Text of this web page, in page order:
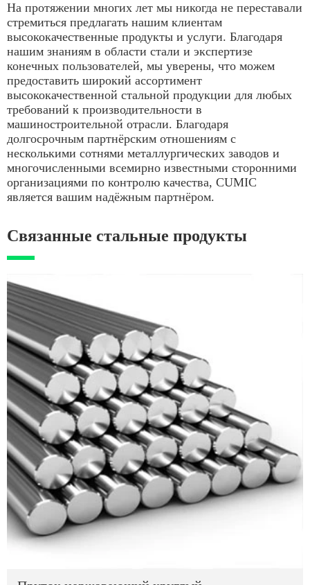
На протяжении многих лет мы никогда не переставали
стремиться предлагать нашим клиентам
высококачественные продукты и услуги. Благодаря
нашим знаниям в области стали и экспертизе
конечных пользователей, мы уверены, что можем
предоставить широкий ассортимент
высококачественной стальной продукции для любых
требований к производительности в
машиностроительной отрасли. Благодаря
долгосрочным партнёрским отношениям с
несколькими сотнями металлургических заводов и
многочисленными всемирно известными сторонними
организациями по контролю качества, CUMIC
является вашим надёжным партнёром.
Связанные стальные продукты